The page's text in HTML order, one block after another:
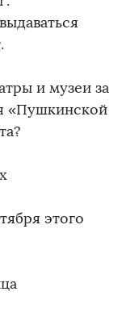
и музеи за
«Пушкинской
этого